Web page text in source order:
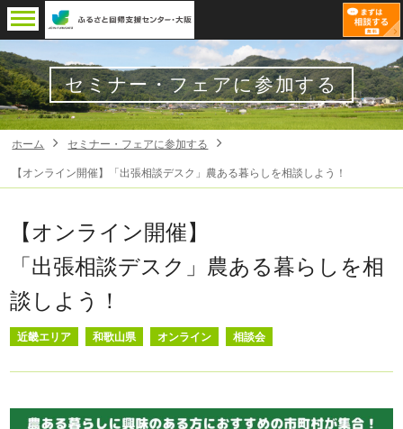
セミナー・フェアに参加する
ホーム セミナー・フェアに参加する
【オンライン開催】「出張相談デスク」農ある暮らしを相談しよう！
【オンライン開催】
「出張相談デスク」農ある暮らしを相
談しよう！
近畿エリア 和歌山県 オンライン 相談会